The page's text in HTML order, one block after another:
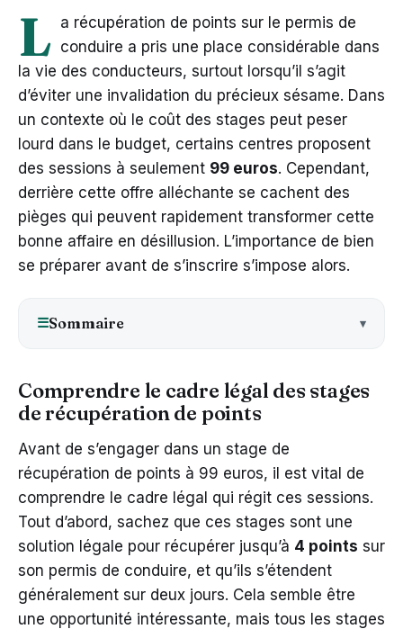
L a récupération de points sur le permis de
conduire a pris une place considérable dans
la vie des conducteurs, surtout lorsqu’il s’agit
d’éviter une invalidation du précieux sésame. Dans
un contexte où le coût des stages peut peser
lourd dans le budget, certains centres proposent
des sessions à seulement 99 euros. Cependant,
derrière cette offre alléchante se cachent des
pièges qui peuvent rapidement transformer cette
bonne affaire en désillusion. L’importance de bien
se préparer avant de s’inscrire s’impose alors.
☰Sommaire
Comprendre le cadre légal des stages
de récupération de points
Avant de s’engager dans un stage de
récupération de points à 99 euros, il est vital de
comprendre le cadre légal qui régit ces sessions.
Tout d’abord, sachez que ces stages sont une
solution légale pour récupérer jusqu’à 4 points sur
son permis de conduire, et qu’ils s’étendent
généralement sur deux jours. Cela semble être
une opportunité intéressante, mais tous les stages